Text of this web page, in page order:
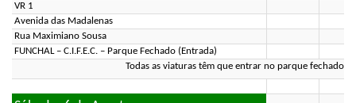
VR 1
Avenida das Madalenas
Rua Maximiano Sousa
FUNCHAL – C.I.F.E.C. – Parque Fechado (Entrada)
Todas as viaturas têm que entrar no parque fechado